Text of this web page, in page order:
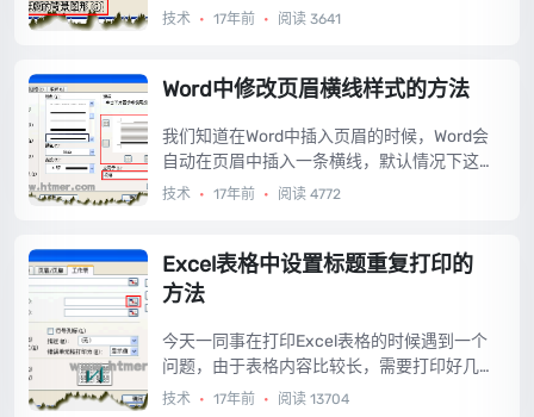
放在母版中，然后每个页面都应用母版的样
呢？今天就教大家如何在PowerPoint2003中
技术 • 17年前 • 阅读 3641
Word中修改页眉横线样式的方法
我们知道在Word中插入页眉的时候，Word会
自动在页眉中插入一条横线，默认情况下这
条横线是比较单调的，那么能不能设置页眉
技术 • 17年前 • 阅读 4772
Excel表格中设置标题重复打印的
方法
今天一同事在打印Excel表格的时候遇到一个
问题，由于表格内容比较长，需要打印好几
页纸，他想在每一页张上都重复打印标题
技术 • 17年前 • 阅读 13704